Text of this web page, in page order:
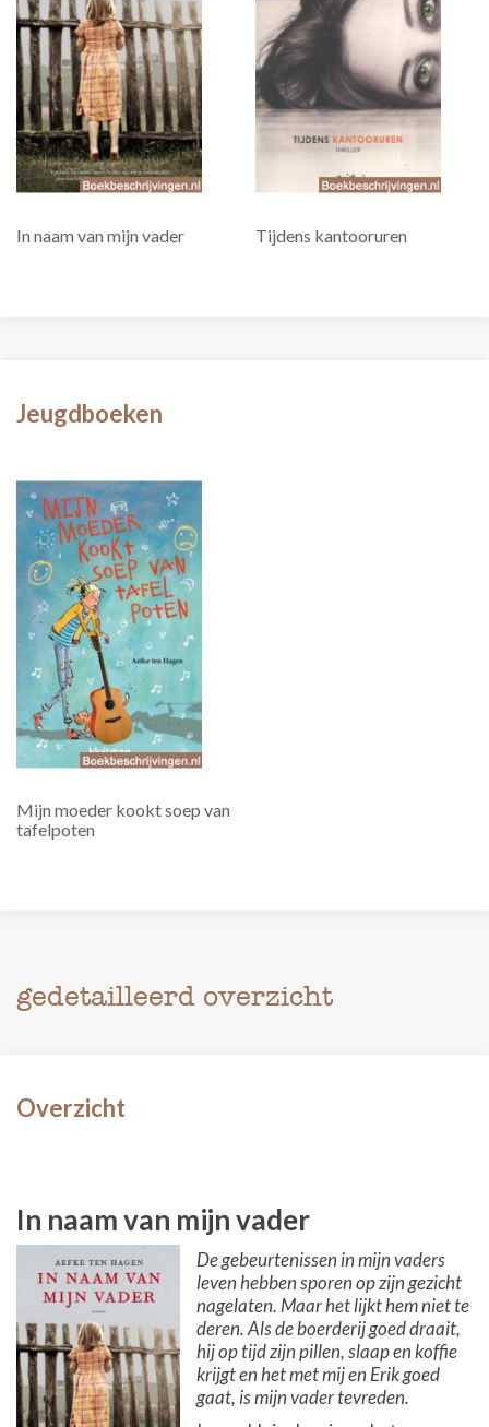
In naam van mijn vader Tijdens kantooruren
Jeugdboeken
Mijn moeder kookt soep van
tafelpoten
gedetailleerd overzicht
Overzicht
In naam van mijn vader
De gebeurtenissen in mijn vaders
leven hebben sporen op zijn gezicht
nagelaten. Maar het lijkt hem niet te
deren. Als de boerderij goed draait,
hij op tijd zijn pillen, slaap en koffie
krijgt en het met mij en Erik goed
gaat, is mijn vader tevreden.